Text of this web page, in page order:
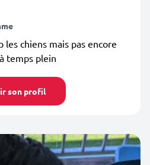
les chiens mais pas encore
temps plein
son profil